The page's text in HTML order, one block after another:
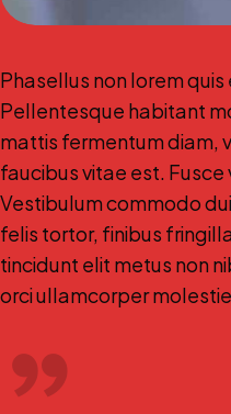
Phasellus non lorem
Pellentesque habitant
mattis fermentum diam,
faucibus vitae est.
Vestibulum commodo
felis tortor, finibus
tincidunt elit metus non
orci ullamcorper